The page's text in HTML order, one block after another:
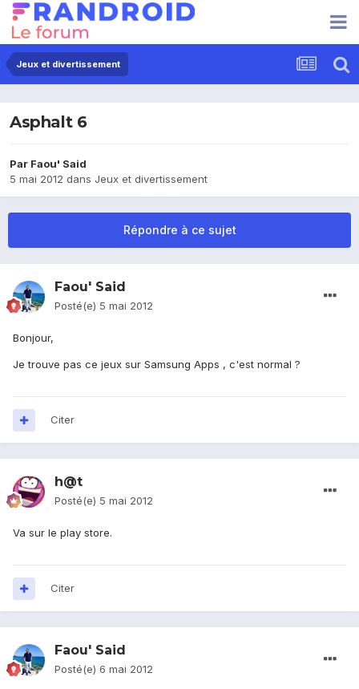
Jeux et divertissement
Asphalt 6
Par Faou' Said
5 mai 2012 dans Jeux et divertissement
Répondre à ce sujet
Faou' Said
Posté(e) 5 mai 2012
Bonjour,
Je trouve pas ce jeux sur Samsung Apps , c'est normal ?
Citer
h@t
Posté(e) 5 mai 2012
Va sur le play store.
Citer
Faou' Said
Posté(e) 6 mai 2012